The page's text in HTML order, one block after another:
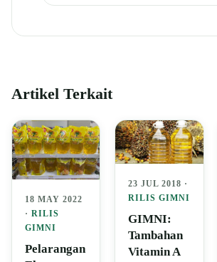
Artikel Terkait
18 MAY 2022
· RILIS
GIMNI
Pelarangan
23 JUL 2018 ·
RILIS GIMNI
GIMNI:
Tambahan
Vitamin A